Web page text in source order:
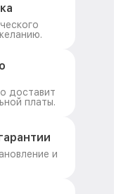
доставит
платы.
и